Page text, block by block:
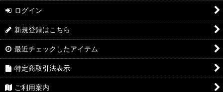
ログイン
新規登録はこちら
最近チェックしたアイテム
特定商取引法表示
ご利用案内